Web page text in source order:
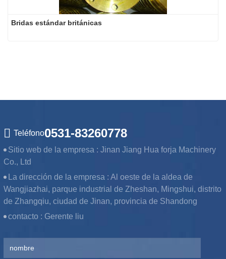
Bridas estándar británicas
Teléfono0531-83260778
Sitio web de la empresa : Jinan Jiang Hua forja Machinery
Co., Ltd
La dirección de la empresa : Al oeste de la aldea de
Wangjiazhai, parque industrial de Zheshan, Mingshui, distrito
de Zhangqiu, ciudad de Jinan, provincia de Shandong
contacto : Gerente liu